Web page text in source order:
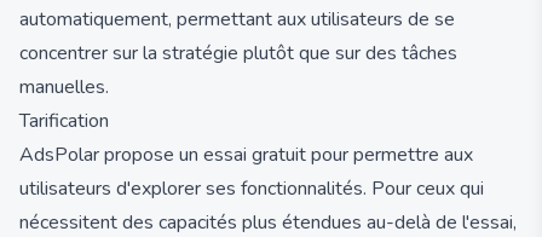
automatiquement, permettant aux utilisateurs de se
concentrer sur la stratégie plutôt que sur des tâches
manuelles.
Tarification
AdsPolar propose un essai gratuit pour permettre aux
utilisateurs d'explorer ses fonctionnalités. Pour ceux qui
nécessitent des capacités plus étendues au-delà de l'essai,